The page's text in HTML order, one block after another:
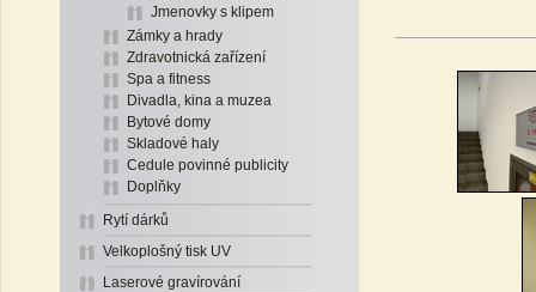
Jmenovky s klipem
Zámky a hrady
Zdravotnická zařízení
Spa a fitness
Divadla, kina a muzea
Bytové domy
Skladové haly
Cedule povinné publicity
Doplňky
Rytí dárků
Velkoplošný tisk UV
Laserové gravírování